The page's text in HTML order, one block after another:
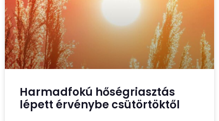
Harmadfokú hőségriasztás
lépett érvénybe csütörtöktől